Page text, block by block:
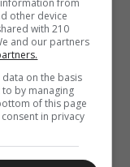
other device
with 210
and our partners
on the basis
by managing
of this page
in privacy